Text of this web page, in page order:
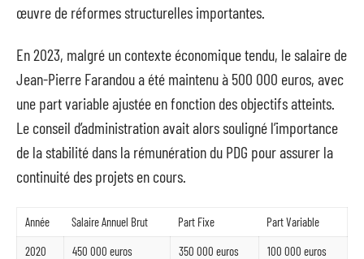
œuvre de réformes structurelles importantes.
En 2023, malgré un contexte économique tendu, le salaire de
Jean-Pierre Farandou a été maintenu à 500 000 euros, avec
une part variable ajustée en fonction des objectifs atteints.
Le conseil d’administration avait alors souligné l’importance
de la stabilité dans la rémunération du PDG pour assurer la
continuité des projets en cours.
Année Salaire Annuel Brut Part Fixe
Part Variable
2020
450 000 euros 350 000 euros
100 000 euros